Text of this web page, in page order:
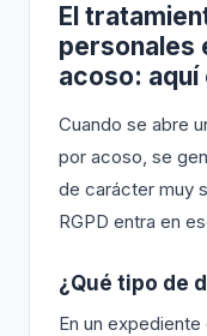
El
personales
acoso: aquí
Cuando se abre
por acoso, se
de carácter muy
RGPD entra en
¿Qué tipo de
En un